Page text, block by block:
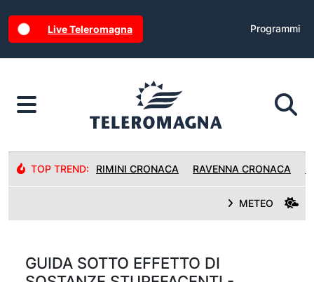
Live Teleromagna Programmi
TOP TREND: RIMINI CRONACA RAVENNA CRONACA
METEO
GUIDA SOTTO EFFETTO DI